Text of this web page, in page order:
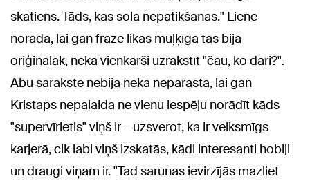
skatiens. Tāds, kas sola nepatikšanas." Liene
norāda, lai gan frāze likās muļķīga tas bija
oriģinālāk, nekā vienkārši uzrakstīt "čau, ko dari?".
Abu sarakstē nebija nekā neparasta, lai gan
Kristaps nepalaida ne vienu iespēju norādīt kāds
"supervīrietis" viņš ir – uzsverot, ka ir veiksmīgs
karjerā, cik labi viņš izskatās, kādi interesanti hobiji
un draugi viņam ir. "Tad sarunas ievirzījās mazliet